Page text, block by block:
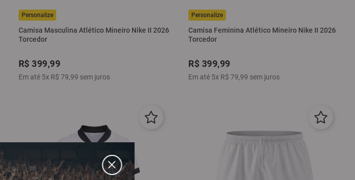
Camisa Masculina Atlético Mineiro Nike II 2026
Torcedor
R$ 399,99
Em até 5x R$ 79,99 sem juros
Camisa Feminina Atlético Mineiro Nike II 2026
Torcedor
R$ 399,99
Em até 5x R$ 79,99 sem juros